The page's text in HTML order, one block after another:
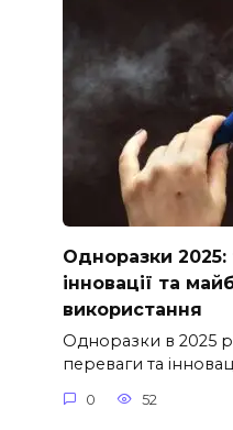
Одноразки 2025:
інновації та
використання
Одноразки в 2025
переваги та
0 52